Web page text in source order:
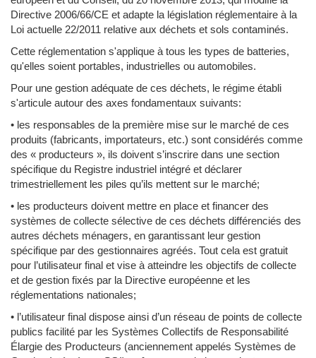
Directive 2006/66/CE et adapte la législation réglementaire à la
Loi actuelle 22/2011 relative aux déchets et sols contaminés.
Cette réglementation s'applique à tous les types de batteries,
qu'elles soient portables, industrielles ou automobiles.
Pour une gestion adéquate de ces déchets, le régime établi
s'articule autour des axes fondamentaux suivants:
• les responsables de la première mise sur le marché de ces
produits (fabricants, importateurs, etc.) sont considérés comme
des « producteurs », ils doivent s’inscrire dans une section
spécifique du Registre industriel intégré et déclarer
trimestriellement les piles qu’ils mettent sur le marché;
• les producteurs doivent mettre en place et financer des
systèmes de collecte sélective de ces déchets différenciés des
autres déchets ménagers, en garantissant leur gestion
spécifique par des gestionnaires agréés. Tout cela est gratuit
pour l’utilisateur final et vise à atteindre les objectifs de collecte
et de gestion fixés par la Directive européenne et les
réglementations nationales;
• l’utilisateur final dispose ainsi d’un réseau de points de collecte
publics facilité par les Systèmes Collectifs de Responsabilité
Élargie des Producteurs (anciennement appelés Systèmes de